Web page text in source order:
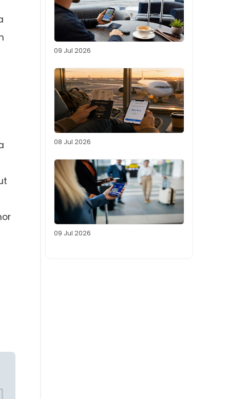
09 Jul 2026
08 Jul 2026
09 Jul 2026